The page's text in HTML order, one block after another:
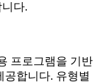
다.
프로그램을 기반
공합니다. 유형별